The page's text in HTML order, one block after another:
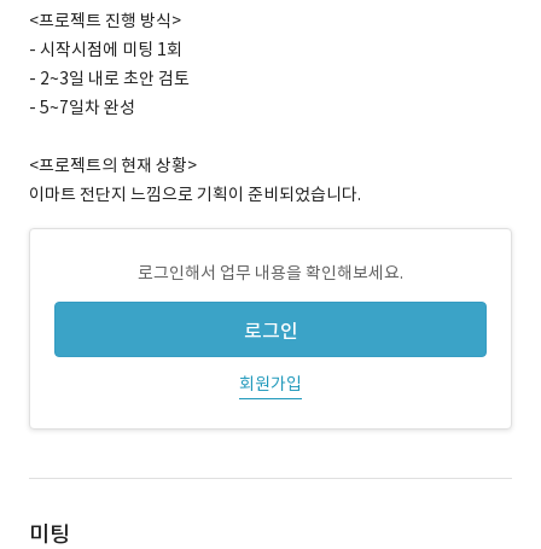
<프로젝트 진행 방식>
- 시작시점에 미팅 1회
- 2~3일 내로 초안 검토
- 5~7일차 완성
<프로젝트의 현재 상황>
이마트 전단지 느낌으로 기획이 준비되었습니다.
로그인해서 업무 내용을 확인해보세요.
로그인
회원가입
미팅